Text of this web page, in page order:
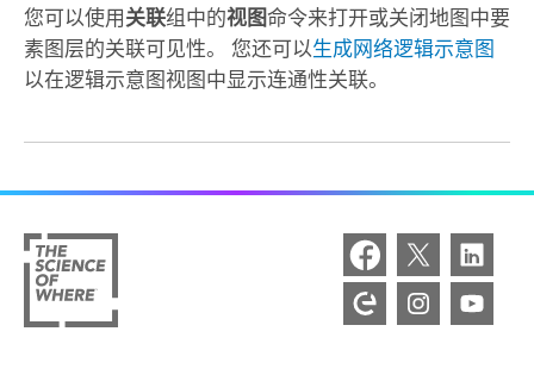
您可以使用关联组中的视图命令来打开或关闭地图中要
素图层的关联可见性。 您还可以生成网络逻辑示意图
以在逻辑示意图视图中显示连通性关联。